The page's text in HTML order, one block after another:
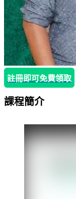
註冊即可免費領取
課程簡介